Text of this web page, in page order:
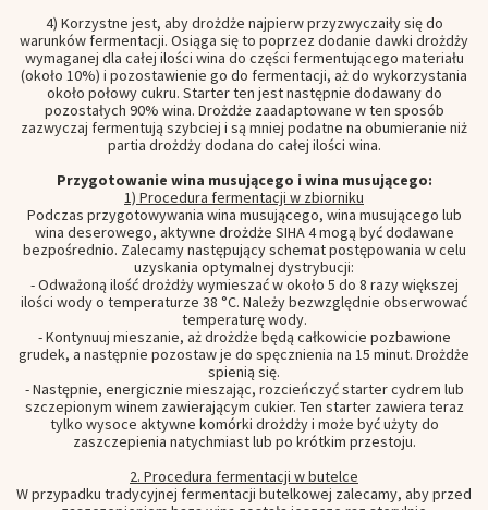
4) Korzystne jest, aby drożdże najpierw przyzwyczaiły się do
warunków fermentacji. Osiąga się to poprzez dodanie dawki drożdży
wymaganej dla całej ilości wina do części fermentującego materiału
(około 10%) i pozostawienie go do fermentacji, aż do wykorzystania
około połowy cukru. Starter ten jest następnie dodawany do
pozostałych 90% wina. Drożdże zaadaptowane w ten sposób
zazwyczaj fermentują szybciej i są mniej podatne na obumieranie niż
partia drożdży dodana do całej ilości wina.
Przygotowanie wina musującego i wina musującego:
1) Procedura fermentacji w zbiorniku
Podczas przygotowywania wina musującego, wina musującego lub
wina deserowego, aktywne drożdże SIHA 4 mogą być dodawane
bezpośrednio. Zalecamy następujący schemat postępowania w celu
uzyskania optymalnej dystrybucji:
- Odważoną ilość drożdży wymieszać w około 5 do 8 razy większej
ilości wody o temperaturze 38 °C. Należy bezwzględnie obserwować
temperaturę wody.
- Kontynuuj mieszanie, aż drożdże będą całkowicie pozbawione
grudek, a następnie pozostaw je do spęcznienia na 15 minut. Drożdże
spienią się.
- Następnie, energicznie mieszając, rozcieńczyć starter cydrem lub
szczepionym winem zawierającym cukier. Ten starter zawiera teraz
tylko wysoce aktywne komórki drożdży i może być użyty do
zaszczepienia natychmiast lub po krótkim przestoju.
2. Procedura fermentacji w butelce
W przypadku tradycyjnej fermentacji butelkowej zalecamy, aby przed